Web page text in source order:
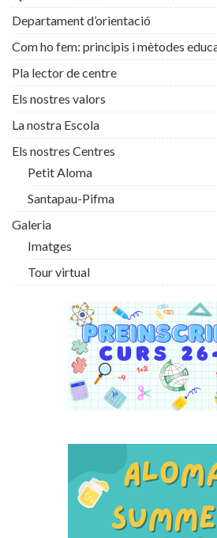
Departament d’orientació
Com ho fem: principis i mètodes
Pla lector de centre
Els nostres valors
La nostra Escola
Els nostres Centres
Petit Aloma
Santapau-Pifma
Galeria
Imatges
Tour virtual